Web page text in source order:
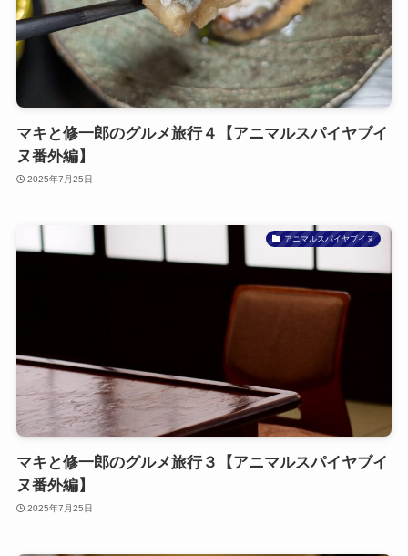
マキと修一郎のグルメ旅行４【アニマルスパイヤブイ
ヌ番外編】
2025年7月25日
アニマルスパイヤブイヌ
マキと修一郎のグルメ旅行３【アニマルスパイヤブイ
ヌ番外編】
2025年7月25日